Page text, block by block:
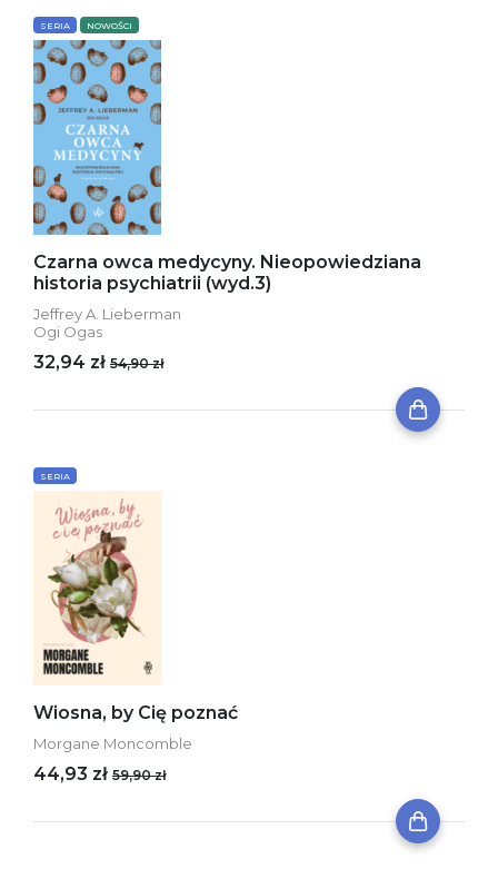
SERIA NOWOŚCI
Czarna owca medycyny. Nieopowiedziana
historia psychiatrii (wyd.3)
Jeffrey A. Lieberman
Ogi Ogas
32,94 zł 54,90 zł
SERIA
Wiosna, by Cię poznać
Morgane Moncomble
44,93 zł 59,90 zł